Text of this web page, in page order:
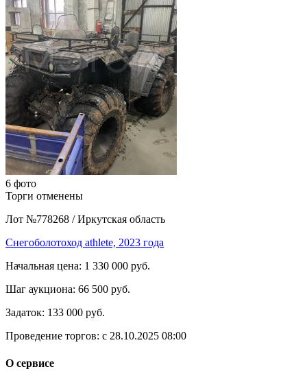
6 фото
Торги отменены
Лот №778268 / Иркутская область
Снегоболотоход athlete, 2023 года
Начальная цена: 1 330 000 руб.
Шаг аукциона: 66 500 руб.
Задаток: 133 000 руб.
Проведение торгов: с 28.10.2025 08:00
О сервисе